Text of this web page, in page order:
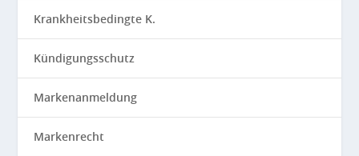
Krankheitsbedingte K.
Kündigungsschutz
Markenanmeldung
Markenrecht